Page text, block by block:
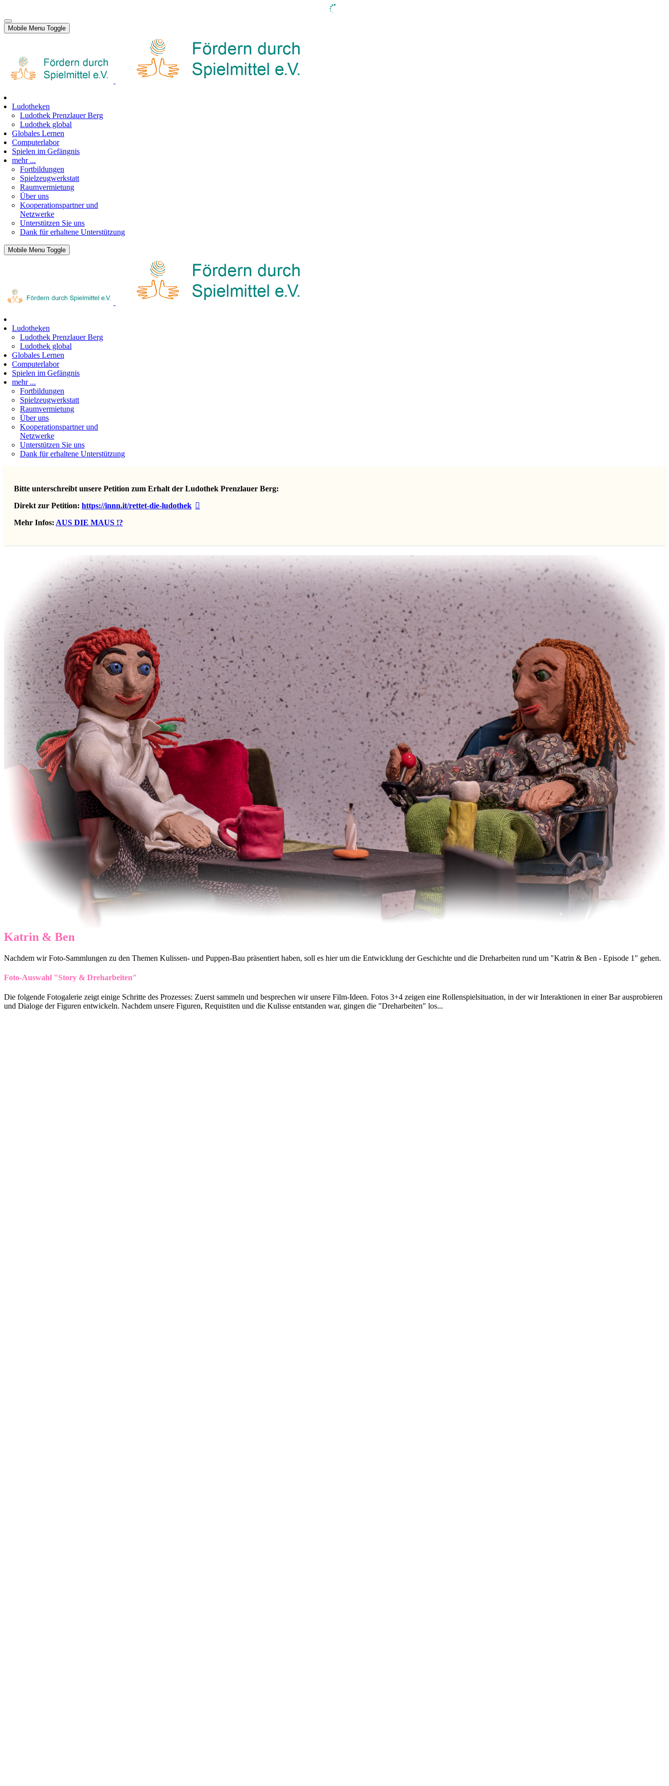
Mobile Menu Toggle
Ludotheken
Ludothek Prenzlauer Berg
Ludothek global
Globales Lernen
Computerlabor
Spielen im Gefängnis
mehr ...
Fortbildungen
Spielzeugwerkstatt
Raumvermietung
Über uns
Kooperationspartner und
Netzwerke
Unterstützen Sie uns
Dank für erhaltene Unterstützung
Mobile Menu Toggle
Ludotheken
Ludothek Prenzlauer Berg
Ludothek global
Globales Lernen
Computerlabor
Spielen im Gefängnis
mehr ...
Fortbildungen
Spielzeugwerkstatt
Raumvermietung
Über uns
Kooperationspartner und
Netzwerke
Unterstützen Sie uns
Dank für erhaltene Unterstützung
Bitte unterschreibt unsere Petition zum Erhalt der Ludothek Prenzlauer Berg:
Direkt zur Petition: https://innn.it/rettet-die-ludothek
Mehr Infos: AUS DIE MAUS !?
Katrin & Ben
Nachdem wir Foto-Sammlungen zu den Themen Kulissen- und Puppen-Bau präsentiert haben, soll es hier um die Entwicklung der Geschichte und die Dreharbeiten rund um "Katrin & Ben - Episode 1" gehen.
Foto-Auswahl "Story & Dreharbeiten"
Die folgende Fotogalerie zeigt einige Schritte des Prozesses: Zuerst sammeln und besprechen wir unsere Film-Ideen. Fotos 3+4 zeigen eine Rollenspielsituation, in der wir Interaktionen in einer Bar ausprobieren
und Dialoge der Figuren entwickeln. Nachdem unsere Figuren, Requistiten und die Kulisse entstanden war, gingen die "Dreharbeiten" los...